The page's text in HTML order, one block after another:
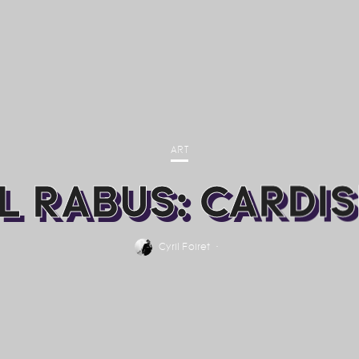
ART
RABUS:
Cyril Foiret ·